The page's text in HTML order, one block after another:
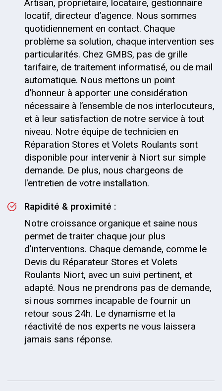
Artisan, propriétaire, locataire, gestionnaire
locatif, directeur d’agence. Nous sommes
quotidiennement en contact. Chaque
problème sa solution, chaque intervention ses
particularités. Chez GMBS, pas de grille
tarifaire, de traitement informatisé, ou de mail
automatique. Nous mettons un point
d’honneur à apporter une considération
nécessaire à l’ensemble de nos interlocuteurs,
et à leur satisfaction de notre service à tout
niveau. Notre équipe de technicien en
Réparation Stores et Volets Roulants sont
disponible pour intervenir à Niort sur simple
demande. De plus, nous chargeons de
l'entretien de votre installation.
Rapidité & proximité :
Notre croissance organique et saine nous
permet de traiter chaque jour plus
d'interventions. Chaque demande, comme le
Devis du Réparateur Stores et Volets
Roulants Niort, avec un suivi pertinent, et
adapté. Nous ne prendrons pas de demande,
si nous sommes incapable de fournir un
retour sous 24h. Le dynamisme et la
réactivité de nos experts ne vous laissera
jamais sans réponse.